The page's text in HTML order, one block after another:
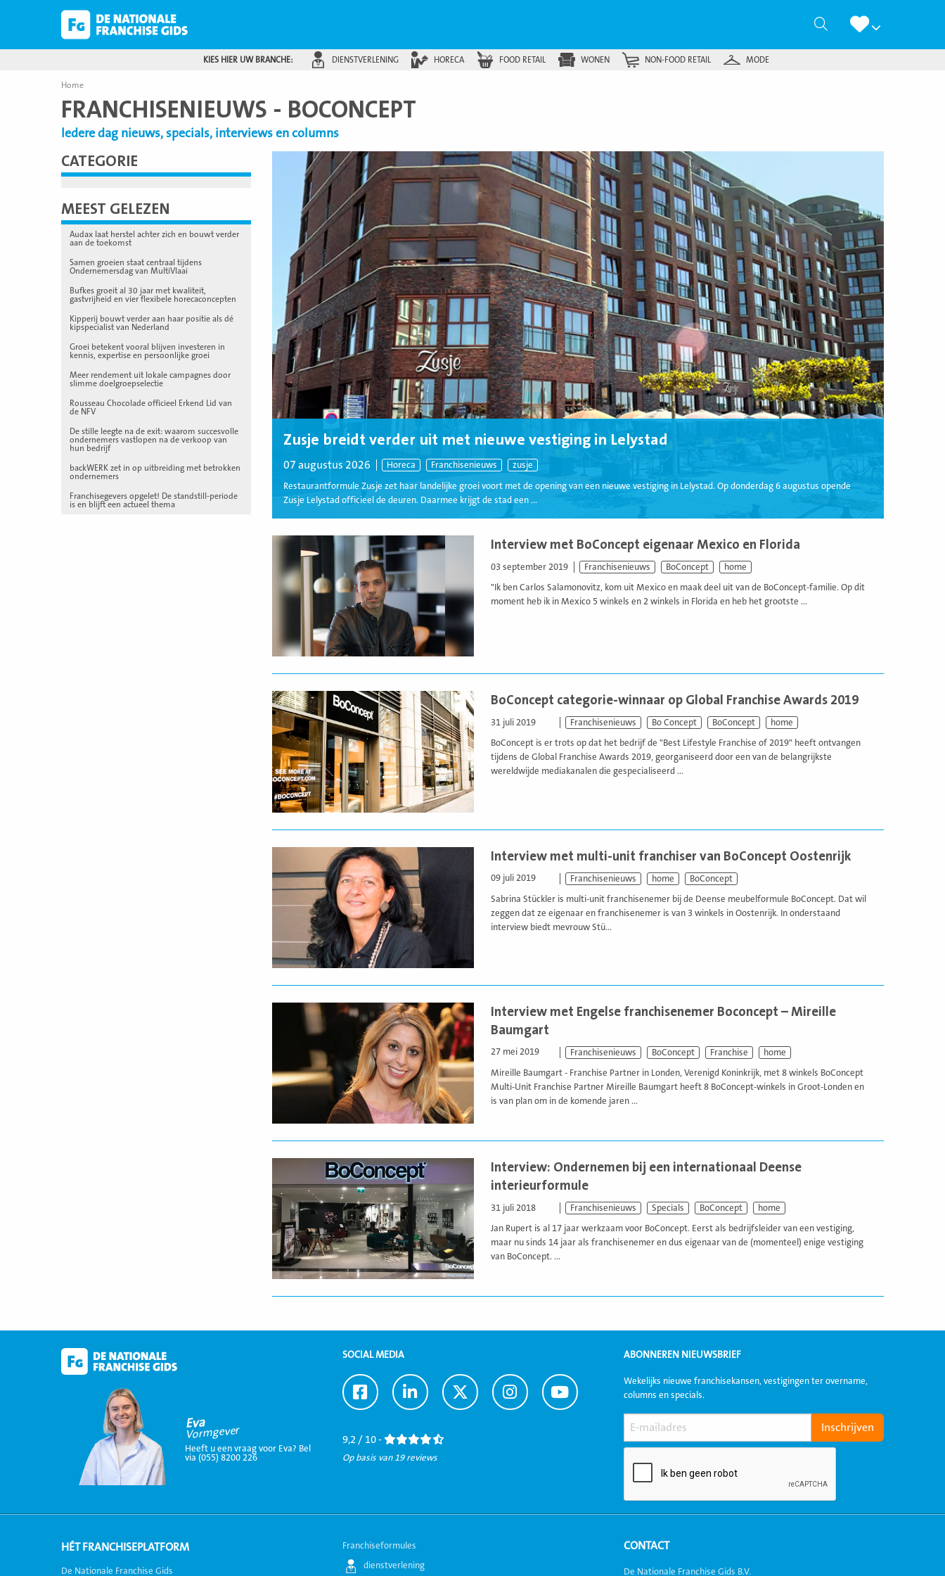
Zoeken
KIES HIER UW BRANCHE: DIENSTVERLENING HORECA FOOD RETAIL WONEN NON-FOOD RETAIL MODE
Home
FRANCHISENIEUWS - BOCONCEPT
Iedere dag nieuws, specials, interviews en columns
CATEGORIE
MEEST GELEZEN
Audax laat herstel achter zich en bouwt verder
aan de toekomst
Samen groeien staat centraal tijdens
Ondernemersdag van MultiVlaai
Bufkes groeit al 30 jaar met kwaliteit,
gastvrijheid en vier flexibele horecaconcepten
Kipperij bouwt verder aan haar positie als dé
kipspecialist van Nederland
Groei betekent vooral blijven investeren in
kennis, expertise en persoonlijke groei
Meer rendement uit lokale campagnes door
slimme doelgroepselectie
Rousseau Chocolade officieel Erkend Lid van
de NFV
De stille leegte na de exit: waarom succesvolle
ondernemers vastlopen na de verkoop van
hun bedrijf
backWERK zet in op uitbreiding met betrokken
ondernemers
Franchisegevers opgelet! De standstill-periode
is en blijft een actueel thema
Zusje breidt verder uit met nieuwe vestiging in Lelystad
07 augustus 2026 Horeca Franchisenieuws zusje
Restaurantformule Zusje zet haar landelijke groei voort met de opening van een nieuwe vestiging in Lelystad. Op donderdag 6 augustus opende
Zusje Lelystad officieel de deuren. Daarmee krijgt de stad een ...
meer
Interview met BoConcept eigenaar Mexico en Florida
03 september 2019 Franchisenieuws BoConcept home
"Ik ben Carlos Salamonovitz, kom uit Mexico en maak deel uit van de BoConcept-familie. Op dit
moment heb ik in Mexico 5 winkels en 2 winkels in Florida en heb het grootste ...
meer
BoConcept categorie-winnaar op Global Franchise Awards 2019
31 juli 2019 Franchisenieuws Bo Concept BoConcept home
BoConcept is er trots op dat het bedrijf de "Best Lifestyle Franchise of 2019" heeft ontvangen
tijdens de Global Franchise Awards 2019, georganiseerd door een van de belangrijkste
wereldwijde mediakanalen die gespecialiseerd ...
Interview met multi-unit franchiser van BoConcept Oostenrijk
09 juli 2019 Franchisenieuws home BoConcept
Sabrina Stückler is multi-unit franchisenemer bij de Deense meubelformule BoConcept. Dat wil
zeggen dat ze eigenaar en franchisenemer is van 3 winkels in Oostenrijk. In onderstaand
interview biedt mevrouw Stü...
Interview met Engelse franchisenemer Boconcept – Mireille
Baumgart
27 mei 2019 Franchisenieuws BoConcept Franchise home
Mireille Baumgart - Franchise Partner in Londen, Verenigd Koninkrijk, met 8 winkels BoConcept
Multi-Unit Franchise Partner Mireille Baumgart heeft 8 BoConcept-winkels in Groot-Londen en
is van plan om in de komende jaren ...
Interview: Ondernemen bij een internationaal Deense
interieurformule
31 juli 2018 Franchisenieuws Specials BoConcept home
Jan Rupert is al 17 jaar werkzaam voor BoConcept. Eerst als bedrijfsleider van een vestiging,
maar nu sinds 14 jaar als franchisenemer en dus eigenaar van de (momenteel) enige vestiging
van BoConcept. ...
Eva
Vormgever
Heeft u een vraag voor Eva? Bel
via (055) 8200 226
SOCIAL MEDIA
Ga
naar
Ga
naar
Ga
naar
Ga
naar
Ga
naar
9,2 / 10 -
Op basis van 19 reviews
ABONNEREN NIEUWSBRIEF
Wekelijks nieuwe franchisekansen, vestigingen ter overname,
columns en specials.
HÉT FRANCHISEPLATFORM
De Nationale Franchise Gids
Franchiseformules
dienstverlening
CONTACT
De Nationale Franchise Gids B.V.